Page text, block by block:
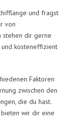
und fragst
von
stehen dir gerne
kosteneffizient
Faktoren
zwischen den
die du hast.
bieten wir dir eine